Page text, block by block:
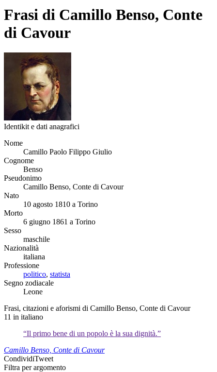
Frasi di Camillo Benso, Conte
di Cavour
Identikit e dati anagrafici
Nome
Camillo Paolo Filippo Giulio
Cognome
Benso
Pseudonimo
Camillo Benso, Conte di Cavour
Nato
10 agosto 1810 a Torino
Morto
6 giugno 1861 a Torino
Sesso
maschile
Nazionalità
italiana
Professione
politico, statista
Segno zodiacale
Leone
Frasi, citazioni e aforismi di Camillo Benso, Conte di Cavour
11 in italiano
“Il primo bene di un popolo è la sua dignità.”
Camillo Benso, Conte di Cavour
CondividiTweet
Filtra per argomento